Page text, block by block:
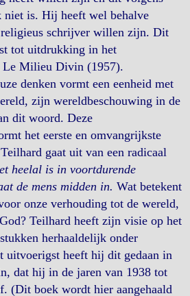
niet is. Hij heeft wel behalve
schrijver willen zijn. Dit
tot uitdrukking in het
Le Milieu Divin (1957).
denken vormt een eenheid met
zijn wereldbeschouwing in de
dit woord. Deze
het eerste en omvangrijkste
gaat uit van een radicaal
heelal is in voortdurende
de mens midden in. Wat betekent
onze verhouding tot de wereld,
Teilhard heeft zijn visie op het
herhaaldelijk onder
uitvoerigst heeft hij dit gedaan in
dat hij in de jaren van 1938 tot
(Dit boek wordt hier aangehaald